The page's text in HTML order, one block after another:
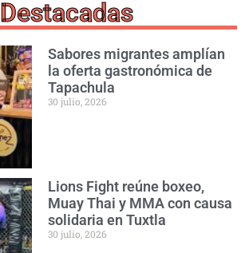
Destacadas
Sabores migrantes amplían
la oferta gastronómica de
Tapachula
30 julio, 2026
Lions Fight reúne boxeo,
Muay Thai y MMA con causa
solidaria en Tuxtla
30 julio, 2026